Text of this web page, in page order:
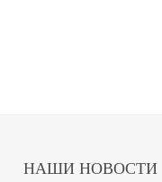
НАШИ НОВОСТИ